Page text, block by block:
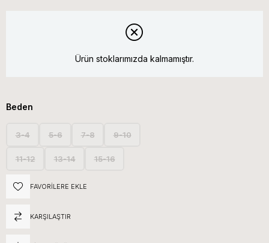
Ürün stoklarımızda kalmamıştır.
Beden
3-4 5-6 7-8 9-10
11-12 13-14 15-16
FAVORILERE EKLE
KARŞILAŞTIR